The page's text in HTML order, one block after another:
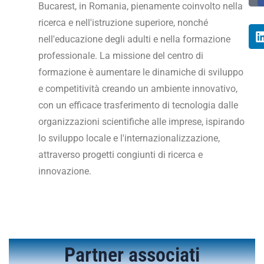
Bucarest, in Romania, pienamente coinvolto nella
ricerca e nell'istruzione superiore, nonché
nell'educazione degli adulti e nella formazione
professionale. La missione del centro di
formazione è aumentare le dinamiche di sviluppo
e competitività creando un ambiente innovativo,
con un efficace trasferimento di tecnologia dalle
organizzazioni scientifiche alle imprese, ispirando
lo sviluppo locale e l'internazionalizzazione,
attraverso progetti congiunti di ricerca e
innovazione.
Partner associati